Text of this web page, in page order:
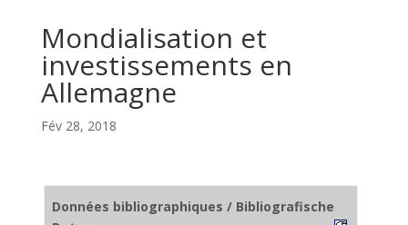
Mondialisation et
investissements en
Allemagne
Fév 28, 2018
Données bibliographiques / Bibliografische